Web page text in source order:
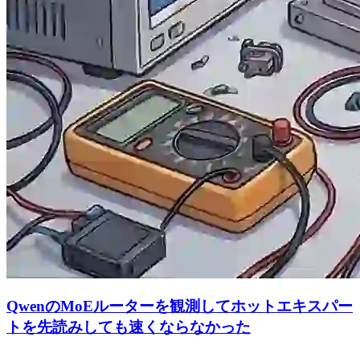
QwenのMoEルーターを観測してホットエキスパー
トを先読みしても速くならなかった